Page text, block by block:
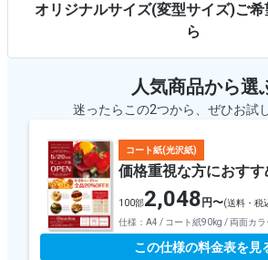
オリジナルサイズ(変型サイズ)ご
ら
人気商品から選
迷ったらこの2つから、ぜひお試
コート紙(光沢紙)
価格重視な方におすす
100部2,048 円〜(送料・税
仕様：A4 / コート紙90kg / 両面カラ
この仕様の料金表を見